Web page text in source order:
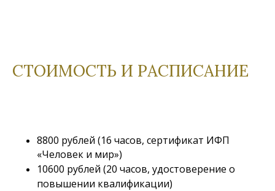
СТОИМОСТЬ И РАСПИСАНИЕ
8800 рублей (16 часов, сертификат ИФП
«Человек и мир»)
10600 рублей (20 часов, удостоверение о
повышении квалификации)